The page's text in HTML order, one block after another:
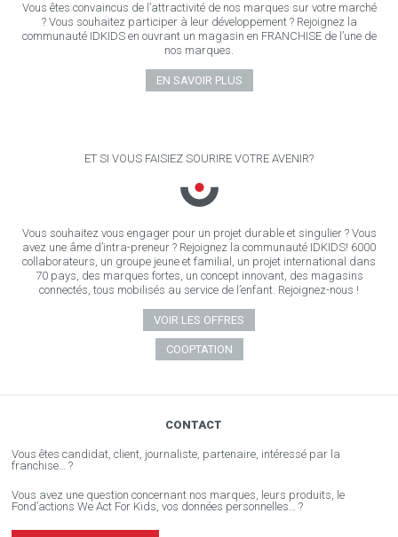
Vous êtes convaincus de l’attractivité de nos marques sur votre marché
? Vous souhaitez participer à leur développement ? Rejoignez la
communauté IDKIDS en ouvrant un magasin en FRANCHISE de l’une de
nos marques.
EN SAVOIR PLUS
ET SI VOUS FAISIEZ SOURIRE VOTRE AVENIR?
Vous souhaitez vous engager pour un projet durable et singulier ? Vous
avez une âme d’intra-preneur ? Rejoignez la communauté IDKIDS! 6000
collaborateurs, un groupe jeune et familial, un projet international dans
70 pays, des marques fortes, un concept innovant, des magasins
connectés, tous mobilisés au service de l’enfant. Rejoignez-nous !
VOIR LES OFFRES
COOPTATION
CONTACT
Vous êtes candidat, client, journaliste, partenaire, intéressé par la
franchise… ?
Vous avez une question concernant nos marques, leurs produits, le
Fond’actions We Act For Kids, vos données personnelles… ?